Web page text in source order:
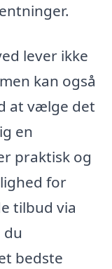
lever ikke
kan også
at vælge det
en
praktisk og
for
tilbud via
bedste